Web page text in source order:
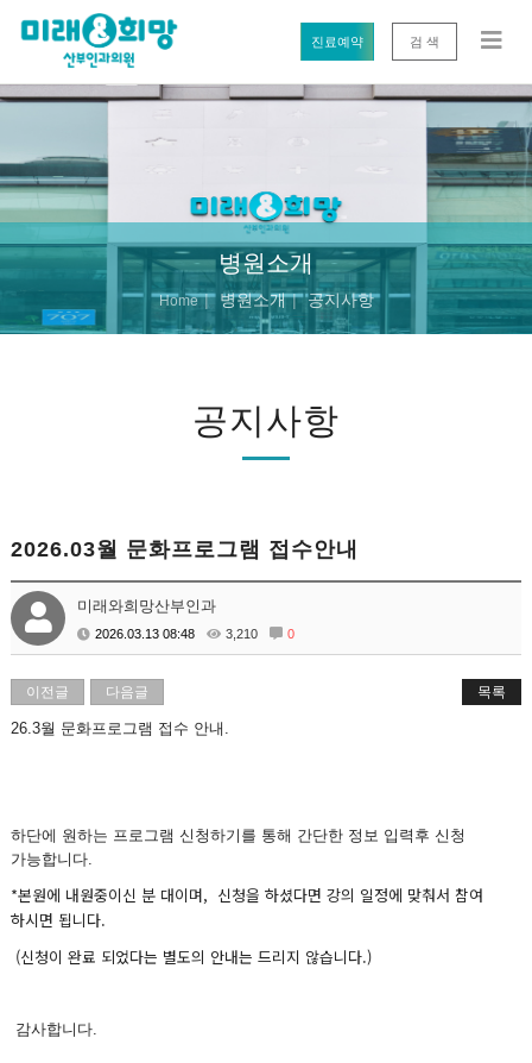
진료예약 검 색
병원소개
Home 병원소개 공지사항
공지사항
2026.03월 문화프로그램 접수안내
미래와희망산부인과
2026.03.13 08:48 3,210 0
이전글 다음글 목록
26.3월 문화프로그램 접수 안내.
하단에 원하는 프로그램 신청하기를 통해 간단한 정보 입력후 신청
가능합니다.
*본원에 내원중이신 분 대이며, 신청을 하셨다면 강의 일정에 맞춰서 참여
하시면 됩니다.
(신청이 완료 되었다는 별도의 안내는 드리지 않습니다.)
감사합니다.